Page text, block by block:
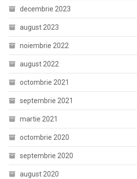
decembrie 2023
august 2023
noiembrie 2022
august 2022
octombrie 2021
septembrie 2021
martie 2021
octombrie 2020
septembrie 2020
august 2020